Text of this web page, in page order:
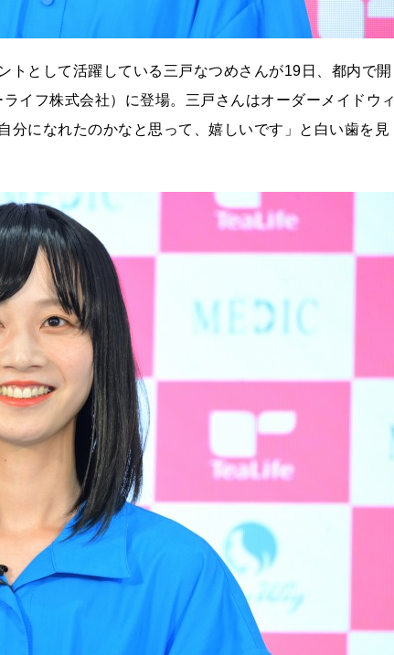
トとして活躍している三戸なつめさんが19日、都内で開
イフ株式会社）に登場。三戸さんはオーダーメイドウィ
分になれたのかなと思って、嬉しいです」と白い歯を見